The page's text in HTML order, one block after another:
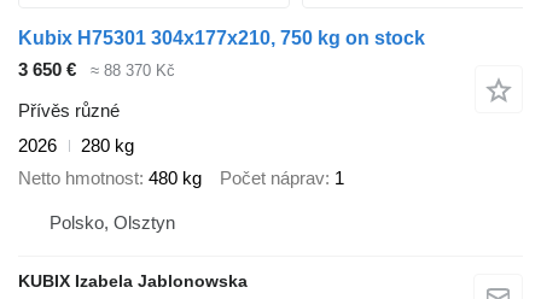
Kubix H75301 304x177x210, 750 kg on stock
3 650 €
≈ 88 370 Kč
Přívěs různé
2026
280 kg
Netto hmotnost 480 kg Počet náprav 1
Polsko, Olsztyn
KUBIX Izabela Jablonowska